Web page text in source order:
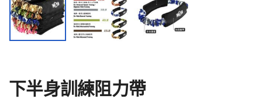
下半身訓練阻力帶